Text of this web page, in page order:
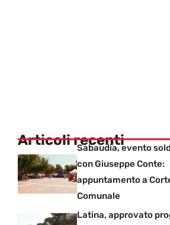
Articoli recenti
Sabaudia, evento
con Giuseppe Conte:
appuntamento a
Comunale
Latina, approvato